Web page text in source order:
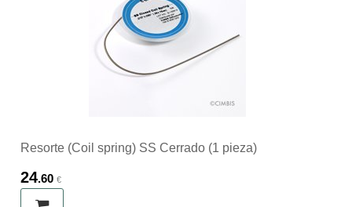
Resorte (Coil spring) SS Cerrado (1 pieza)
24.60 €